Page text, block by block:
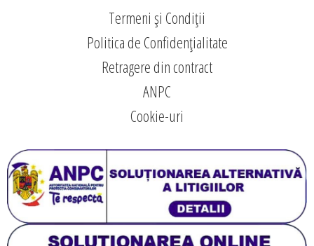
Termeni și Condiții
Politica de Confidențialitate
Retragere din contract
ANPC
Cookie-uri